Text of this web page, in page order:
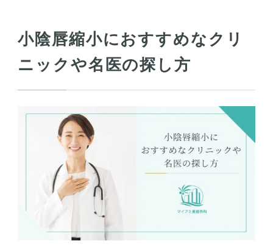
小陰唇縮小におすすめなクリ
ニックや名医の探し方